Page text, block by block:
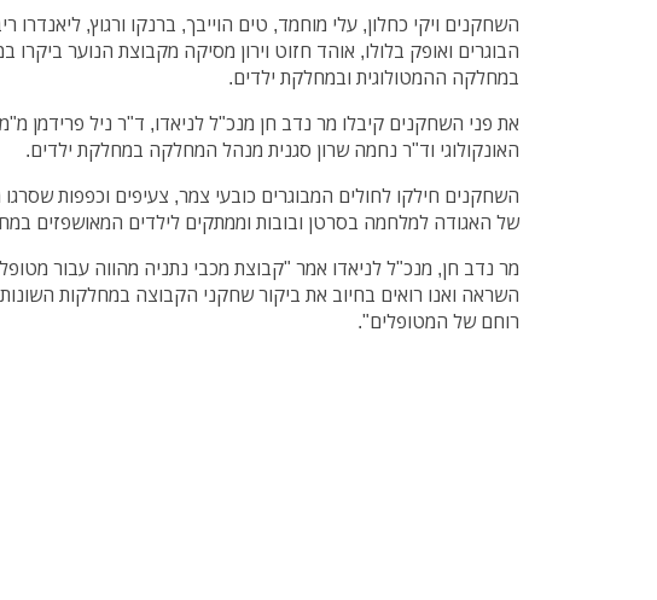
השחקנים ויקי כחלון, עלי מוחמד, טים הוייבך, ברנקו ורגוץ, ליאנדרו
הבוגרים ואופק בלולו, אוהד חזוט וירון מסיקה מקבוצת הנוער ביקרו
במחלקה ההמטולוגית ובמחלקת ילדים.
את פני השחקנים קיבלו מר נדב חן מנכ"ל לניאדו, ד"ר ניל פרידמן
האונקולוגי וד"ר נחמה שרון סגנית מנהל המחלקה במחלקת ילדים.
השחקנים חילקו לחולים המבוגרים כובעי צמר, צעיפים וכפפות
של האגודה למלחמה בסרטן ובובות וממתקים לילדים המאושפזים
מר נדב חן, מנכ"ל לניאדו אמר "קבוצת מכבי נתניה מהווה עבור
השראה ואנו רואים בחיוב את ביקור שחקני הקבוצה במחלקות
רוחם של המטופלים".